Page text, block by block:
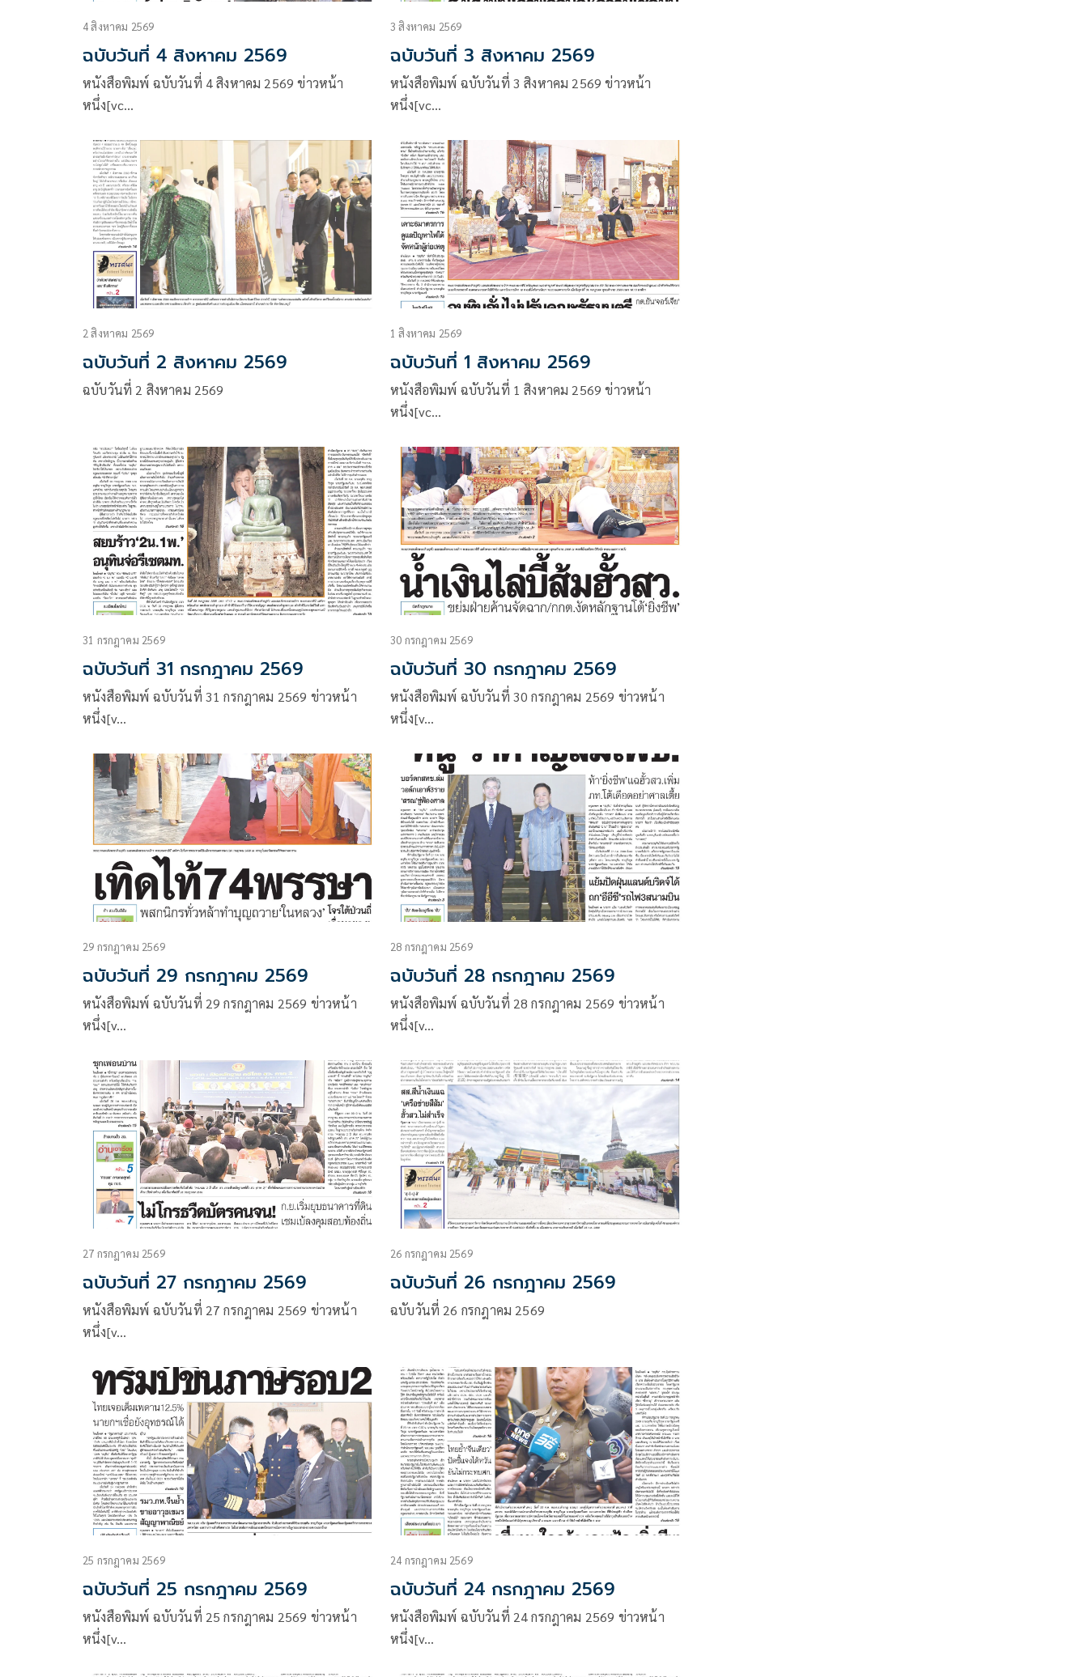
4 สิงหาคม 2569
ฉบับวันที่ 4 สิงหาคม 2569
หนังสือพิมพ์ ฉบับวันที่ 4 สิงหาคม 2569 ข่าวหน้า
หนึ่ง[vc…
3 สิงหาคม 2569
ฉบับวันที่ 3 สิงหาคม 2569
หนังสือพิมพ์ ฉบับวันที่ 3 สิงหาคม 2569 ข่าวหน้า
หนึ่ง[vc…
2 สิงหาคม 2569
ฉบับวันที่ 2 สิงหาคม 2569
ฉบับวันที่ 2 สิงหาคม 2569
1 สิงหาคม 2569
ฉบับวันที่ 1 สิงหาคม 2569
หนังสือพิมพ์ ฉบับวันที่ 1 สิงหาคม 2569 ข่าวหน้า
หนึ่ง[vc…
31 กรกฎาคม 2569
ฉบับวันที่ 31 กรกฎาคม 2569
หนังสือพิมพ์ ฉบับวันที่ 31 กรกฎาคม 2569 ข่าวหน้า
หนึ่ง[v…
30 กรกฎาคม 2569
ฉบับวันที่ 30 กรกฎาคม 2569
หนังสือพิมพ์ ฉบับวันที่ 30 กรกฎาคม 2569 ข่าวหน้า
หนึ่ง[v…
29 กรกฎาคม 2569
ฉบับวันที่ 29 กรกฎาคม 2569
หนังสือพิมพ์ ฉบับวันที่ 29 กรกฎาคม 2569 ข่าวหน้า
หนึ่ง[v…
28 กรกฎาคม 2569
ฉบับวันที่ 28 กรกฎาคม 2569
หนังสือพิมพ์ ฉบับวันที่ 28 กรกฎาคม 2569 ข่าวหน้า
หนึ่ง[v…
27 กรกฎาคม 2569
ฉบับวันที่ 27 กรกฎาคม 2569
หนังสือพิมพ์ ฉบับวันที่ 27 กรกฎาคม 2569 ข่าวหน้า
หนึ่ง[v…
26 กรกฎาคม 2569
ฉบับวันที่ 26 กรกฎาคม 2569
ฉบับวันที่ 26 กรกฎาคม 2569
25 กรกฎาคม 2569
ฉบับวันที่ 25 กรกฎาคม 2569
หนังสือพิมพ์ ฉบับวันที่ 25 กรกฎาคม 2569 ข่าวหน้า
หนึ่ง[v…
24 กรกฎาคม 2569
ฉบับวันที่ 24 กรกฎาคม 2569
หนังสือพิมพ์ ฉบับวันที่ 24 กรกฎาคม 2569 ข่าวหน้า
หนึ่ง[v…